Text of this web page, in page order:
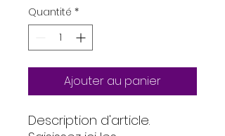
Quantité *
Ajouter au panier
Description d'article.